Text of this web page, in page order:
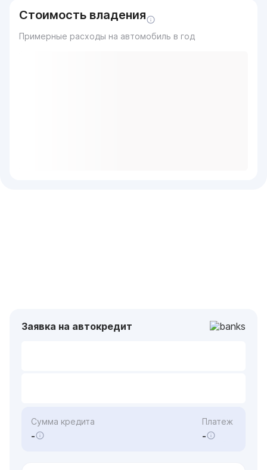
Стоимость владения
Примерные расходы на автомобиль в год
Заявка на автокредит
Сумма кредита
-
Платеж
-